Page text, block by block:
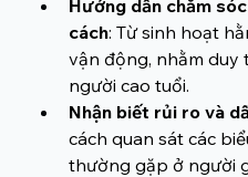
Hướng dẫn chăm
cách: Từ sinh hoạt
vận động, nhằm
người cao tuổi.
Nhận biết rủi ro và
cách quan sát các
thường gặp ở người